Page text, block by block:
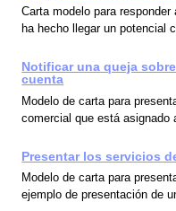
Carta modelo para
ha hecho llegar un potencial
Notificar una queja
cuenta
Modelo de carta para
comercial que está asignado
Presentar los servicios
Modelo de carta para
ejemplo de presentación de